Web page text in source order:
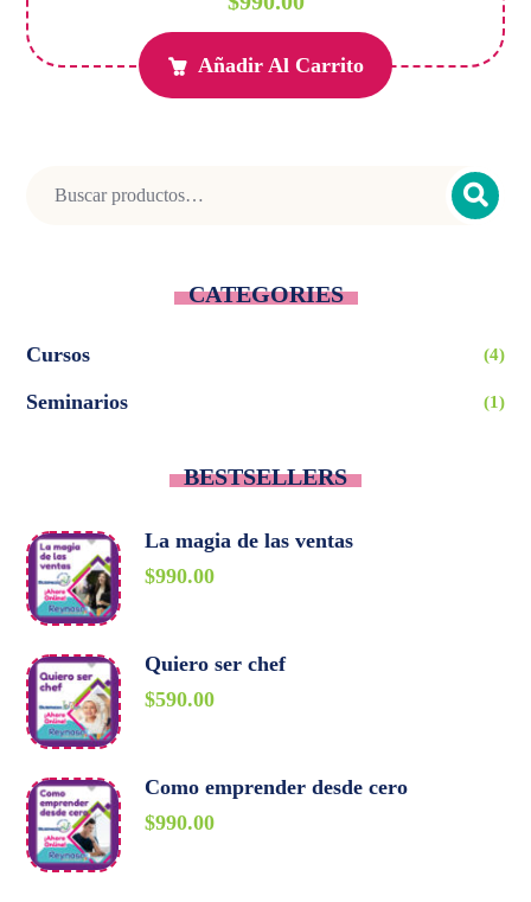
Añadir Al Carrito
CATEGORIES
Cursos (4)
Seminarios (1)
BESTSELLERS
La magia de las ventas
$990.00
Quiero ser chef
$590.00
Como emprender desde cero
$990.00